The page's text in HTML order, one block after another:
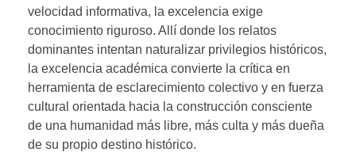
velocidad informativa, la excelencia exige
conocimiento riguroso. Allí donde los relatos
dominantes intentan naturalizar privilegios históricos,
la excelencia académica convierte la crítica en
herramienta de esclarecimiento colectivo y en fuerza
cultural orientada hacia la construcción consciente
de una humanidad más libre, más culta y más dueña
de su propio destino histórico.